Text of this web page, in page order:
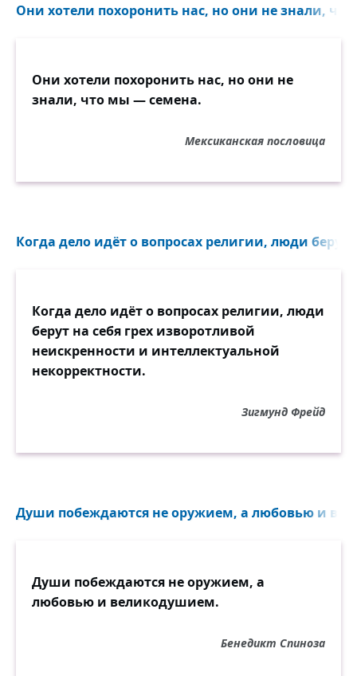
Они хотели похоронить нас, но они не знали,
Они хотели похоронить нас, но они не
знали, что мы — семена.
Мексиканская пословица
Когда дело идёт о вопросах религии, люди берут
Когда дело идёт о вопросах религии, люди
берут на себя грех изворотливой
неискренности и интеллектуальной
некорректности.
Зигмунд Фрейд
Души побеждаются не оружием, а любовью и
Души побеждаются не оружием, а
любовью и великодушием.
Бенедикт Спиноза